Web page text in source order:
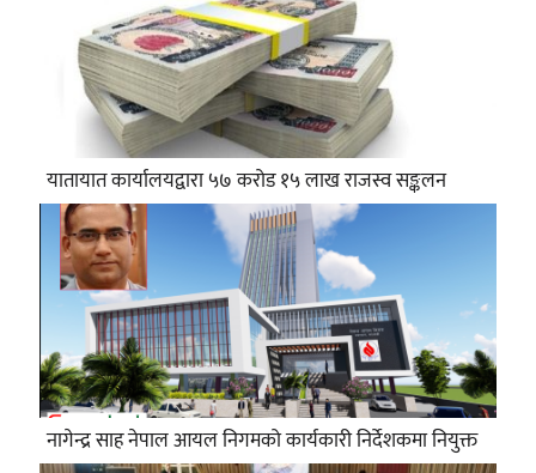
यातायात कार्यालयद्वारा ५७ करोड १५ लाख राजस्व सङ्कलन
नागेन्द्र साह नेपाल आयल निगमको कार्यकारी निर्देशकमा नियुक्त